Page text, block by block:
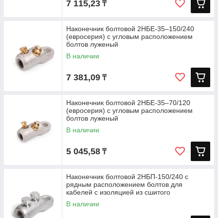
7 115,23 ₸
Наконечник болтовой 2НБЕ-35–150/240
(евросерия) с угловым расположением
болтов луженый
В наличии
7 381,09 ₸
Наконечник болтовой 2НБЕ-35–70/120
(евросерия) с угловым расположением
болтов луженый
В наличии
5 045,58 ₸
Наконечник болтовой 2НБП-150/240 с
рядным расположением болтов для
кабелей с изоляцией из сшитого
полиэтилена
В наличии